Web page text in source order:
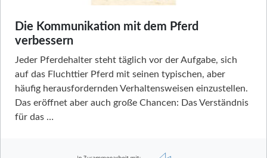
Die Kommunikation mit dem Pferd
verbessern
Jeder Pferdehalter steht täglich vor der Aufgabe, sich
auf das Fluchttier Pferd mit seinen typischen, aber
häufig herausfordernden Verhaltensweisen einzustellen.
Das eröffnet aber auch große Chancen: Das Verständnis
für das …